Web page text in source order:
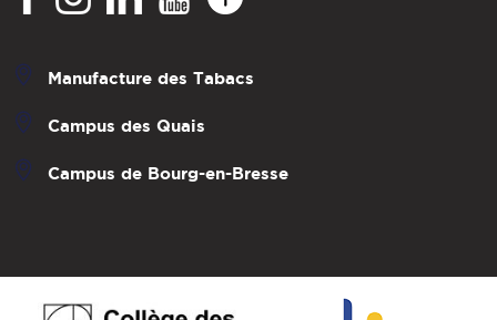
Manufacture des Tabacs
Campus des Quais
Campus de Bourg-en-Bresse